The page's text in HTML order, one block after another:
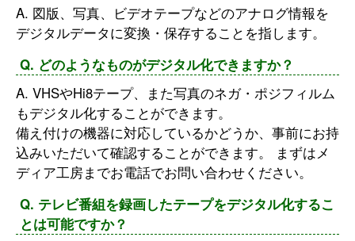
A. 図版、写真、ビデオテープなどのアナログ情報を
デジタルデータに変換・保存することを指します。
Q. どのようなものがデジタル化できますか？
A. VHSやHi8テープ、また写真のネガ・ポジフィルム
もデジタル化することができます。
備え付けの機器に対応しているかどうか、事前にお持
込みいただいて確認することができます。 まずはメ
ディア工房までお電話でお問い合わせください。
Q. テレビ番組を録画したテープをデジタル化するこ
とは可能ですか？